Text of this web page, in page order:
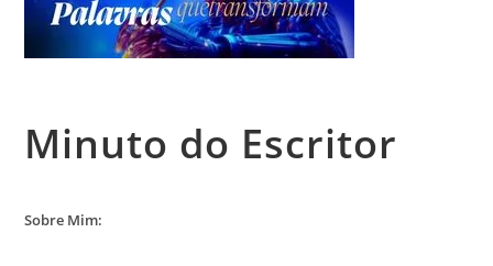
Minuto do Escritor
Sobre Mim: